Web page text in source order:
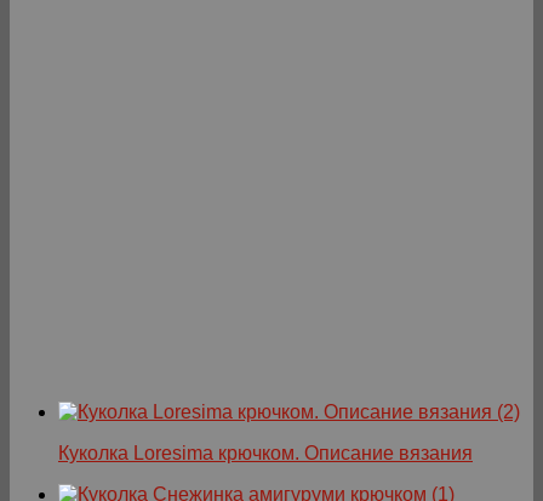
Куколка Loresima крючком. Описание вязания